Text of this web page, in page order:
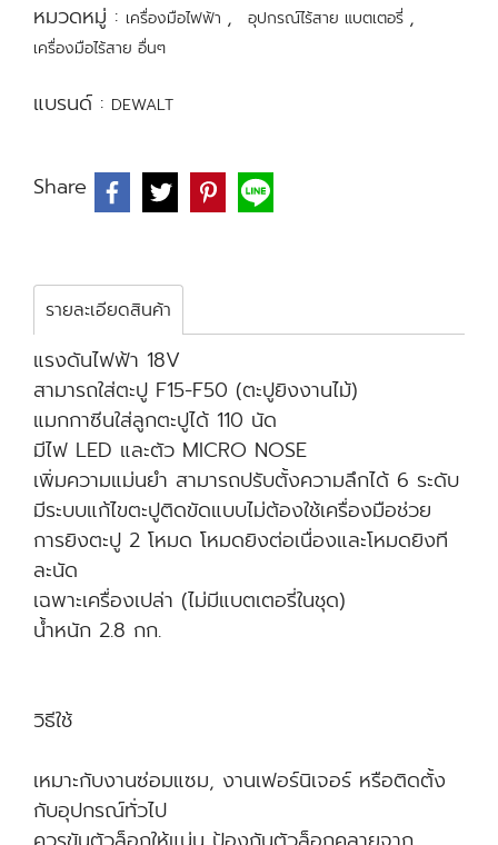
หมวดหมู่ : เครื่องมือไฟฟ้า , อุปกรณ์ไร้สาย แบตเตอรี่ ,
เครื่องมือไร้สาย อื่นๆ
แบรนด์ : DEWALT
Share
รายละเอียดสินค้า
แรงดันไฟฟ้า 18V
สามารถใส่ตะปู F15-F50 (ตะปูยิงงานไม้)
แมกกาซีนใส่ลูกตะปูได้ 110 นัด
มีไฟ LED และตัว MICRO NOSE
เพิ่มความแม่นยำ สามารถปรับตั้งความลึกได้ 6 ระดับ
มีระบบแก้ไขตะปูติดขัดแบบไม่ต้องใช้เครื่องมือช่วย
การยิงตะปู 2 โหมด โหมดยิงต่อเนื่องและโหมดยิงที
ละนัด
เฉพาะเครื่องเปล่า (ไม่มีแบตเตอรี่ในชุด)
น้ำหนัก 2.8 กก.
วิธีใช้
เหมาะกับงานซ่อมแซม, งานเฟอร์นิเจอร์ หรือติดตั้ง
กับอุปกรณ์ทั่วไป